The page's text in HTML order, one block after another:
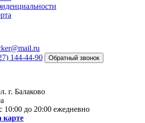
144-44-90 Обратный звонок
г. Балаково
10:00 до 20:00 ежедневно
карте